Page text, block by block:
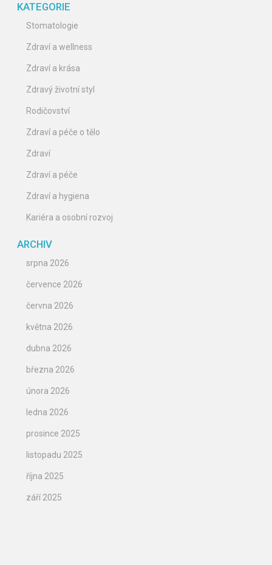
KATEGORIE
Stomatologie
Zdraví a wellness
Zdraví a krása
Zdravý životní styl
Rodičovství
Zdraví a péče o tělo
Zdraví
Zdraví a péče
Zdraví a hygiena
Kariéra a osobní rozvoj
ARCHIV
srpna 2026
července 2026
června 2026
května 2026
dubna 2026
března 2026
února 2026
ledna 2026
prosince 2025
listopadu 2025
října 2025
září 2025